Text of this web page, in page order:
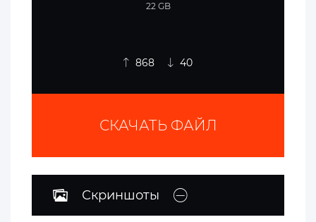
22 GB
868 40
СКАЧАТЬ ФАЙЛ
Скриншоты